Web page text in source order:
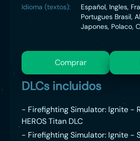
Idioma (textos):
Español, Ingles,
Portugues Brasil,
Japones, Polaco,
Comprar
DLCs incluidos
- Firefighting Simulator: Ignite -
HEROS Titan DLC
- Firefighting Simulator: Ignite -